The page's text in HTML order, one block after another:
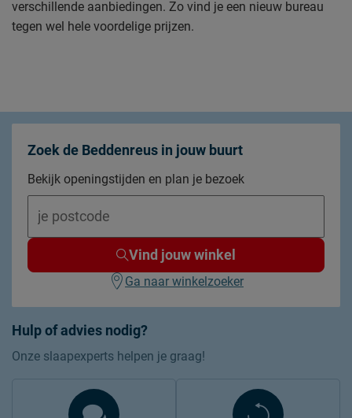
verschillende aanbiedingen. Zo vind je een nieuw bureau
tegen wel hele voordelige prijzen.
Hulp of advies nodig?
Onze slaapexperts helpen je graag!
Zoek de Beddenreus in jouw buurt
Bekijk openingstijden en plan je bezoek
Vind jouw winkel
Ga naar winkelzoeker